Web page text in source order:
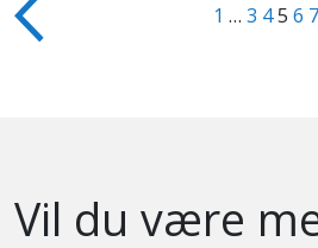
1 …3 45 6 7
Vil du være